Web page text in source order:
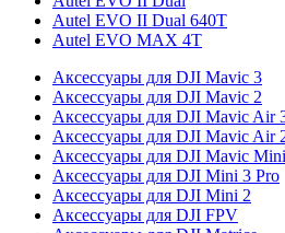
Autel EVO II Dual 640T
Autel EVO MAX 4T
Аксессуары для DJI Mavic 3
Аксессуары для DJI Mavic 2
Аксессуары для DJI Mavic Air
Аксессуары для DJI Mavic Air
Аксессуары для DJI Mavic Mini
Аксессуары для DJI Mini 3 Pro
Аксессуары для DJI Mini 2
Аксессуары для DJI FPV